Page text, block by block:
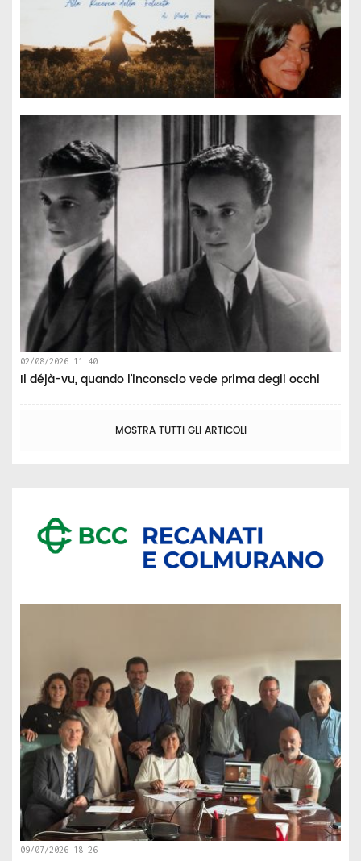
02/08/2026 11:40
Il déjà-vu, quando l’inconscio vede prima degli occhi
MOSTRA TUTTI GLI ARTICOLI
09/07/2026 18:26